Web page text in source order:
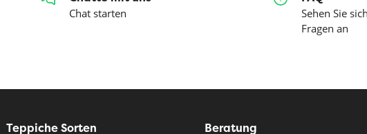
Chat starten
Sehen Sie
Fragen an
Teppiche Sorten Beratung